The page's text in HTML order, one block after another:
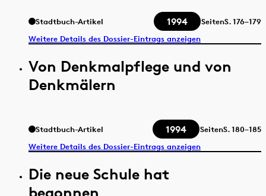
Stadtbuch-Artikel 1994 SeitenS.176–179
Weitere Details des Dossier-Eintrags anzeigen
Von Denkmalpflege und von
Denkmälern
Stadtbuch-Artikel 1994 SeitenS.180–185
Weitere Details des Dossier-Eintrags anzeigen
Die neue Schule hat
begonnen